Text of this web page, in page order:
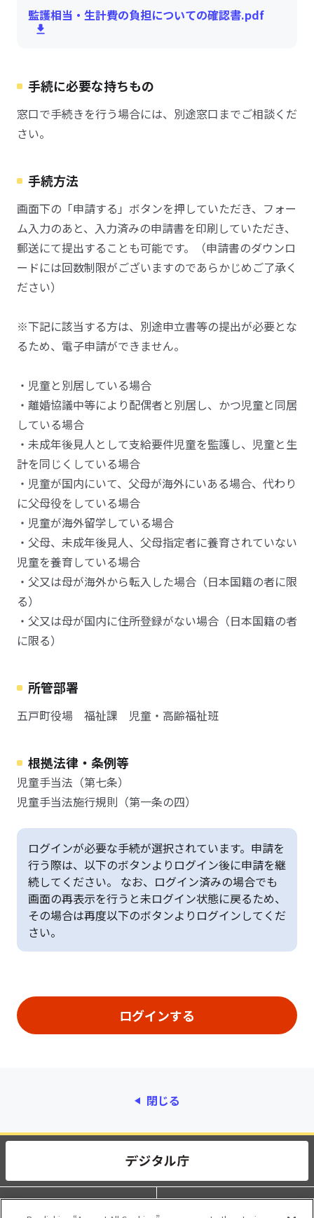
監護相当・生計費の負担についての確認書.pdf
手続に必要な持ちもの
窓口で手続きを行う場合には、別途窓口までご相談くだ
さい。
手続方法
画面下の「申請する」ボタンを押していただき、フォー
ム入力のあと、入力済みの申請書を印刷していただき、
郵送にて提出することも可能です。（申請書のダウンロ
ードには回数制限がございますのであらかじめご了承く
ださい）
※下記に該当する方は、別途申立書等の提出が必要とな
るため、電子申請ができません。
・児童と別居している場合
・離婚協議中等により配偶者と別居し、かつ児童と同居
している場合
・未成年後見人として支給要件児童を監護し、児童と生
計を同じくしている場合
・児童が国内にいて、父母が海外にいある場合、代わり
に父母役をしている場合
・児童が海外留学している場合
・父母、未成年後見人、父母指定者に養育されていない
児童を養育している場合
・父又は母が海外から転入した場合（日本国籍の者に限
る）
・父又は母が国内に住所登録がない場合（日本国籍の者
に限る）
所管部署
五戸町役場 福祉課 児童・高齢福祉班
根拠法律・条例等
児童手当法（第七条）
児童手当法施行規則（第一条の四）
ログインが必要な手続が選択されています。申請を
行う際は、以下のボタンよりログイン後に申請を継
続してください。 なお、ログイン済みの場合でも
画面の再表示を行うと未ログイン状態に戻るため、
その場合は再度以下のボタンよりログインしてくだ
さい。
閉じる
動作環境 個人情報保護